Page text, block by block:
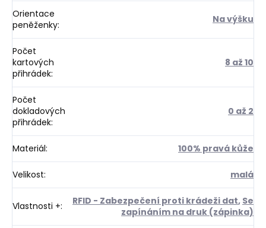
Orientace
peněženky: Na výšku
Počet
kartových
přihrádek:
8 až 10
Počet
dokladových
přihrádek:
0 až 2
Materiál: 100% pravá kůže
Velikost: malá
Vlastnosti +: RFID - Zabezpečení proti krádeži dat, Se
zapínáním na druk (zápinka)